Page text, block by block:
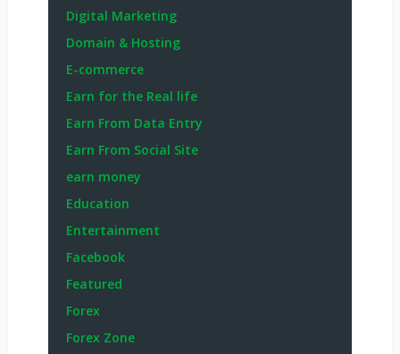
Digital Marketing
Domain & Hosting
E-commerce
Earn for the Real life
Earn From Data Entry
Earn From Social Site
earn money
Education
Entertainment
Facebook
Featured
Forex
Forex Zone